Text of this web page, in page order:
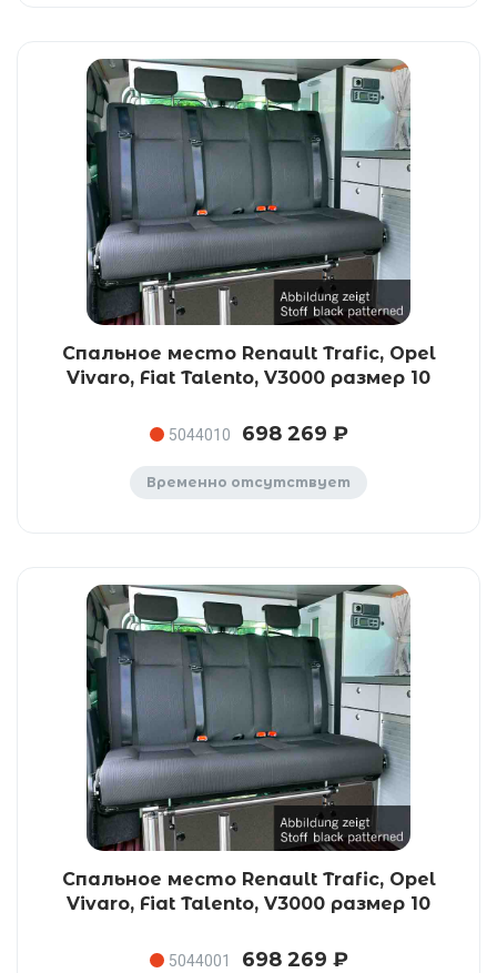
Спальное место Renault Trafic, Opel
Vivaro, Fiat Talento, V3000 размер 10
5044010 698 269 ₽
Временно отсутствует
Спальное место Renault Trafic, Opel
Vivaro, Fiat Talento, V3000 размер 10
5044001 698 269 ₽